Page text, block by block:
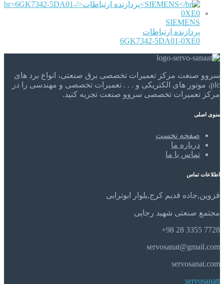
SIEMENS
پردازنده ارتباطات
6GK7342-5DA01-0XE0
سروو صنعت مرکز تعمیرات تخصصی برق صنعتی، انواع برد های
plc، موتور های الکتریکی و . . . تعمیرات تخصصی و مهندسی را در
مرکز تعمیرات تخصصی سروو صنعت تجربه کنید.
منوی اصلی
صفحه نخست
درباره ما
تماس با ما
اطلاعات تماس
قزوین,جاده قدیم کرج,بلوار ابوترابی
مجتمع صنعتی شهید رجایی
7728 3355 28 98+
servosanat@gmail.com
servosanat.com
servosanatt